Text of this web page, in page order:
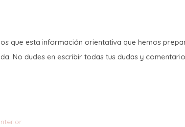
que esta información orientativa que hemos
No dudes en escribir todas tus dudas y